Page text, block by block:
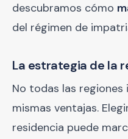
descubramos cómo
del régimen de
La estrategia de la
No todas las regiones
mismas ventajas.
residencia puede